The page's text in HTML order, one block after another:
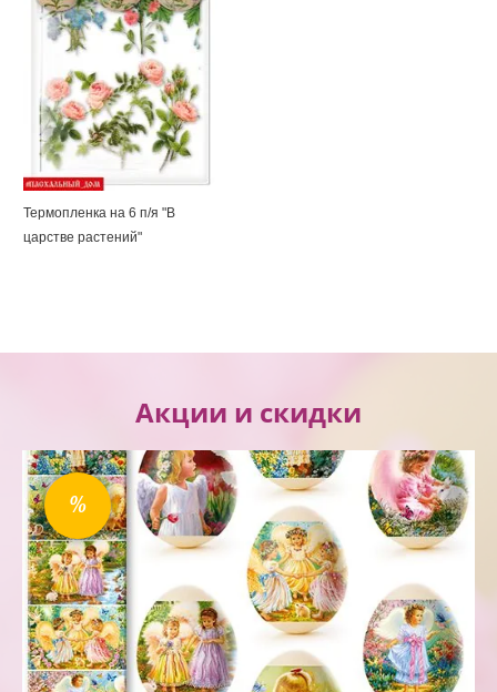
Термопленка на 6 п/я "В
царстве растений"
Акции и скидки
%